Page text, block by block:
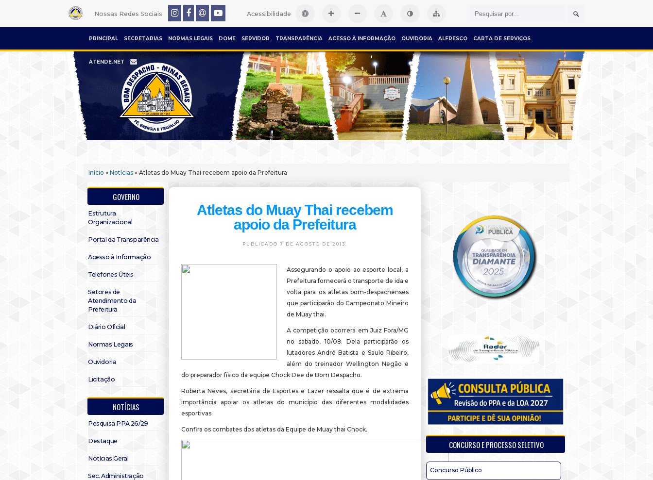
Nossas Redes Sociais Acessibilidade
PRINCIPAL SECRETARIAS NORMAS LEGAIS DOME SERVIDOR TRANSPARÊNCIA ACESSO À INFORMAÇÃO OUVIDORIA ALFRESCO CARTA DE SERVIÇOS
ATENDE.NET
Início » Notícias » Atletas do Muay Thai recebem apoio da Prefeitura
GOVERNO
Estrutura
Organizacional
Portal da Transparência
Acesso à Informação
Telefones Úteis
Setores de
Atendimento da
Prefeitura
Diário Oficial
Normas Legais
Ouvidoria
Licitação
NOTÍCIAS
Pesquisa PPA 26/29
Destaque
Notícias Geral
Sec. Administração
Atletas do Muay Thai recebem
apoio da Prefeitura
PUBLICADO 7 DE AGOSTO DE 2013.
Assegurando o apoio ao esporte local, a
Prefeitura fornecerá o transporte de ida e
volta para os atletas bom-despachenses
que participarão do Campeonato Mineiro
de Muay thai.
A competição ocorrerá em Juiz Fora/MG
no sábado, 10/08. Dela participarão os
lutadores André Batista e Saulo Ribeiro,
além do treinador Wellington Negão e
do preparador físico da equipe Chock Dee de Bom Despacho.
Roberta Neves, secretária de Esportes e Lazer ressalta que é de extrema
importância apoiar os atletas do município das diferentes modalidades
esportivas.
Confira os combates dos atletas da Equipe de Muay thai Chock.
CONCURSO E PROCESSO SELETIVO
Concurso Público